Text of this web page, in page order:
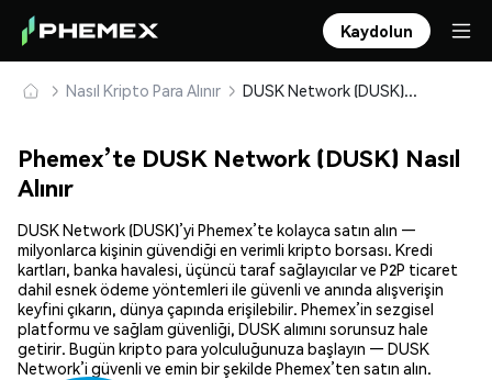
Kaydolun
Nasıl Kripto Para Alınır DUSK Network (DUSK) Güvenle Satın Alın ve Saklayın
Phemex’te DUSK Network (DUSK) Nasıl
Alınır
DUSK Network (DUSK)’yi Phemex’te kolayca satın alın —
milyonlarca kişinin güvendiği en verimli kripto borsası. Kredi
kartları, banka havalesi, üçüncü taraf sağlayıcılar ve P2P ticaret
dahil esnek ödeme yöntemleri ile güvenli ve anında alışverişin
keyfini çıkarın, dünya çapında erişilebilir. Phemex’in sezgisel
platformu ve sağlam güvenliği, DUSK alımını sorunsuz hale
getirir. Bugün kripto para yolculuğunuza başlayın — DUSK
Network’i güvenli ve emin bir şekilde Phemex’ten satın alın.